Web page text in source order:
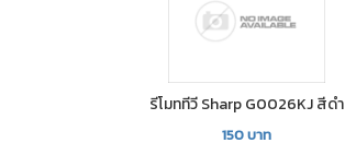
รีโมททีวี Sharp G0026KJ สีดำ
150บาท